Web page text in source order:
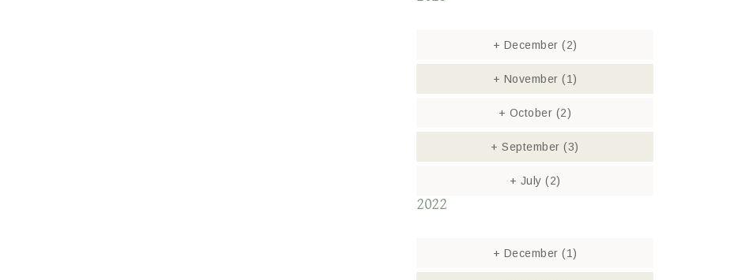
+ December (2)
+ November (1)
+ October (2)
+ September(3)
+ July (2)
2022
+ December (1)